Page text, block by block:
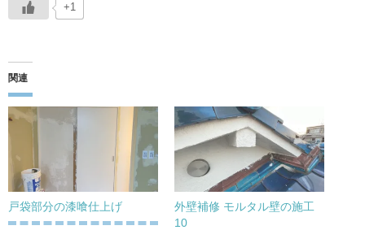
+1
関連
戸袋部分の漆喰仕上げ
外壁補修 モルタル壁の施工
10